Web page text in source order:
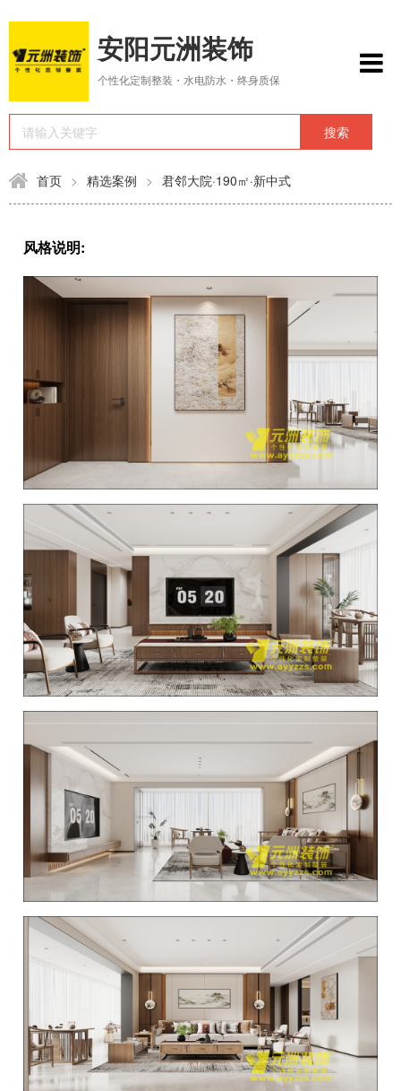
安阳元洲装饰
个性化定制整装・水电防水・终身质保
首页 > 精选案例 > 君邻大院·190㎡·新中式
风格说明: